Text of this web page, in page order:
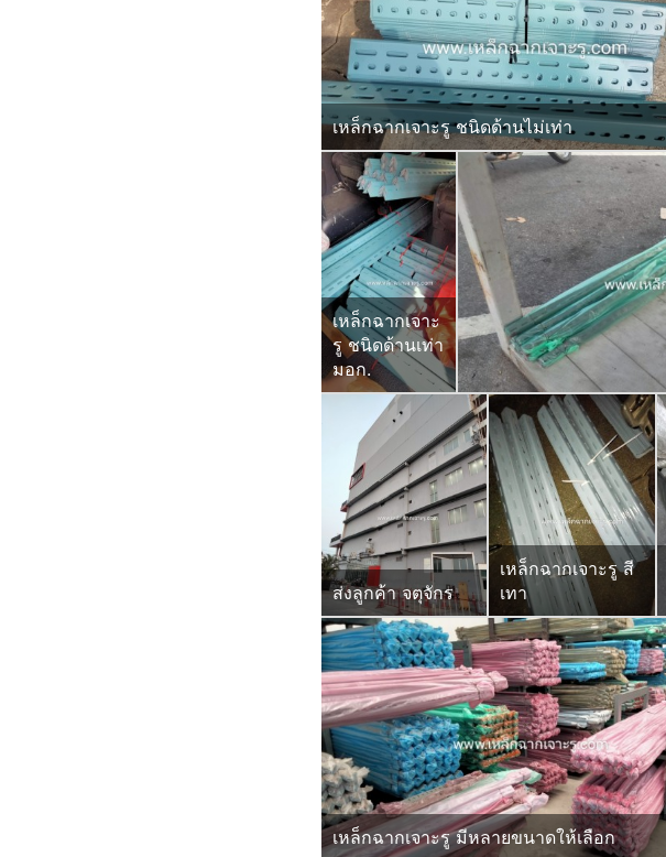
เหล็กฉากเจาะรู ชนิดด้านไม่เท่า
เหล็กฉากเจาะ
รู ชนิดด้านเท่า
มอก.
ส่งลูกค้า จตุจักร
เหล็กฉากเจาะรู สี
เทา
เหล็กฉากเจาะรู มีหลายขนาดให้เลือก